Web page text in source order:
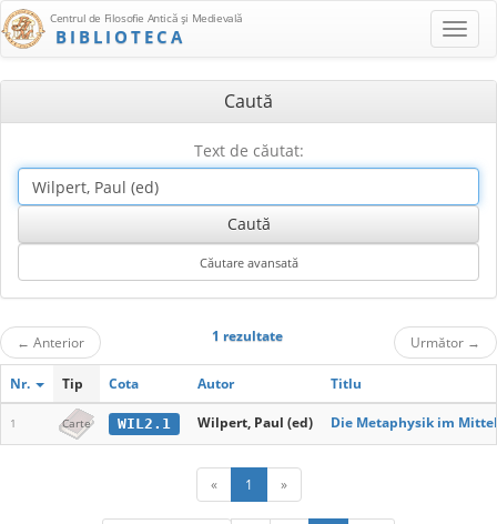
Centrul de Filosofie Antică şi Medievală
BIBLIOTECA
Caută
Text de căutat:
← Anterior 1 rezultate Următor →
Nr. Tip Cota Autor Titlu
1 Carte WIL2.1 Wilpert, Paul (ed) Die Metaphysik im
« 1 »